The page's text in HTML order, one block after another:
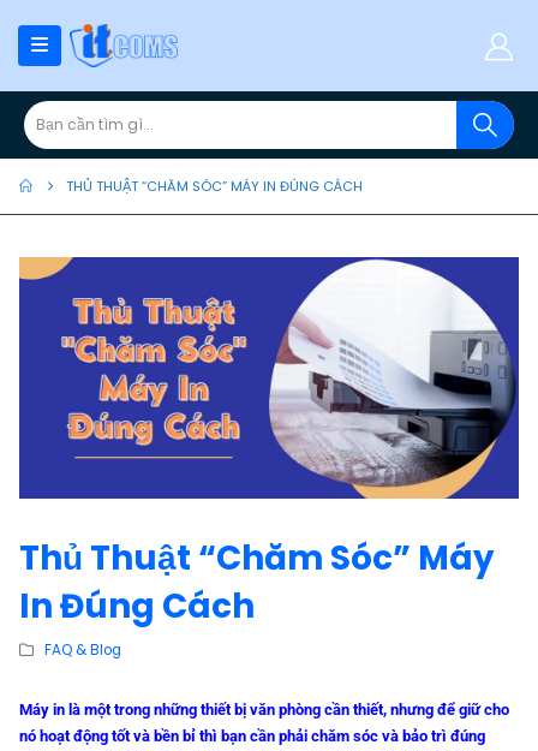
THỦ THUẬT “CHĂM SÓC” MÁY IN ĐÚNG CÁCH
Thủ Thuật “Chăm Sóc” Máy
In Đúng Cách
FAQ & Blog
Máy in là một trong những thiết bị văn phòng cần thiết, nhưng để giữ cho
nó hoạt động tốt và bền bỉ thì bạn cần phải chăm sóc và bảo trì đúng